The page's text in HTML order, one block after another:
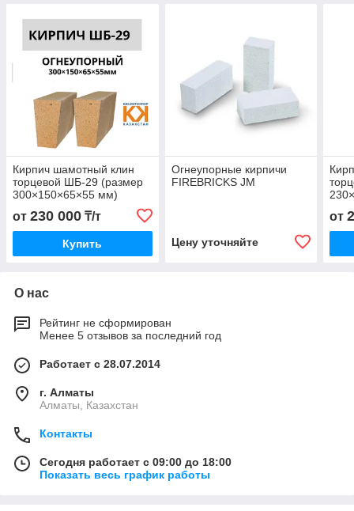
Кирпич шамотный клин
торцевой ШБ-29 (размер
300×150×65×55 мм)
от 230 000 ₸/т
Купить
Огнеупорные кирпичи
FIREBRICKS JM
Цену уточняйте
от
О нас
Рейтинг не сформирован
Менее 5 отзывов за последний год
Работает с 28.07.2014
г. Алматы
Алматы, Казахстан
Контакты
Сегодня работает с 09:00 до 18:00
Показать весь график работы